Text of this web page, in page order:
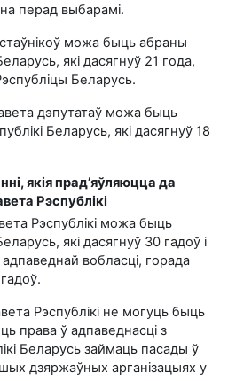
перад выбарамі.
можа быць абраны
які дасягнуў 21 года,
Беларусь.
дэпутатаў можа быць
Беларусь, які дасягнуў 18
якія прад’яўляюцца да
Рэспублікі
Рэспублікі можа быць
які дасягнуў 30 гадоў і
вобласці, горада
Рэспублікі не могуць быць
права ў адпаведнасці з
Беларусь займаць пасады ў
дзяржаўных арганізацыях у